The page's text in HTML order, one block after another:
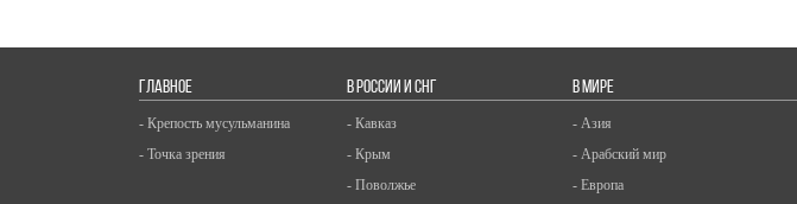
ГЛАВНОЕ
- Крепость мусульманина
- Точка зрения
В РОССИИ И СНГ
- Кавказ
- Крым
- Поволжье
В МИРЕ
- Азия
- Арабский мир
- Европа